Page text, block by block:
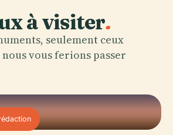
à visiter.
seulement ceux
vous ferions passer